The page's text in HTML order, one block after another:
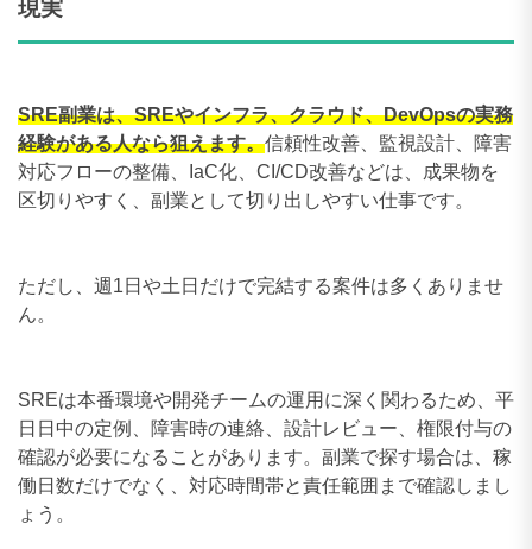
現実
SRE副業は、SREやインフラ、クラウド、DevOpsの実務
経験がある人なら狙えます。信頼性改善、監視設計、障害
対応フローの整備、IaC化、CI/CD改善などは、成果物を
区切りやすく、副業として切り出しやすい仕事です。
ただし、週1日や土日だけで完結する案件は多くありませ
ん。
SREは本番環境や開発チームの運用に深く関わるため、平
日日中の定例、障害時の連絡、設計レビュー、権限付与の
確認が必要になることがあります。副業で探す場合は、稼
働日数だけでなく、対応時間帯と責任範囲まで確認しまし
ょう。